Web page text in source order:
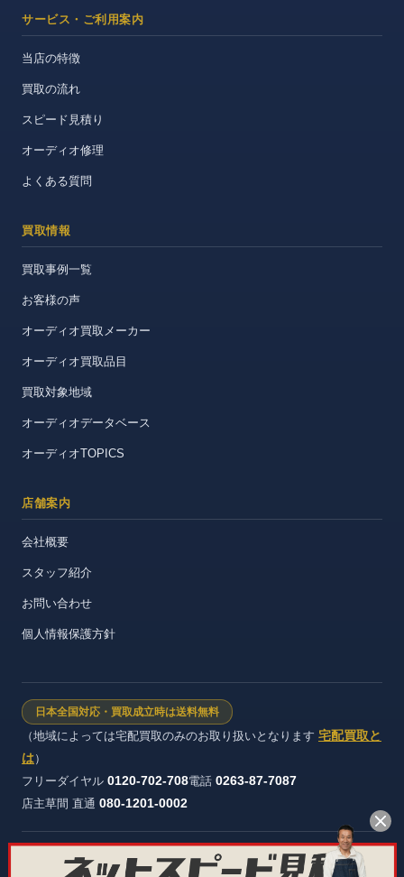
サービス・ご利用案内
当店の特徴
買取の流れ
スピード見積り
オーディオ修理
よくある質問
買取情報
買取事例一覧
お客様の声
オーディオ買取メーカー
オーディオ買取品目
買取対象地域
オーディオデータベース
オーディオTOPICS
店舗案内
会社概要
スタッフ紹介
お問い合わせ
個人情報保護方針
日本全国対応・買取成立時は送料無料
（地域によっては宅配買取のみのお取り扱いとなります 宅配買取と
は）
フリーダイヤル 0120-702-708電話 0263-87-7087
店主草間 直通 080-1201-0002
株式会社ヴィンテージストック 長野県公安委員会 許可証番号：第
481321600012号